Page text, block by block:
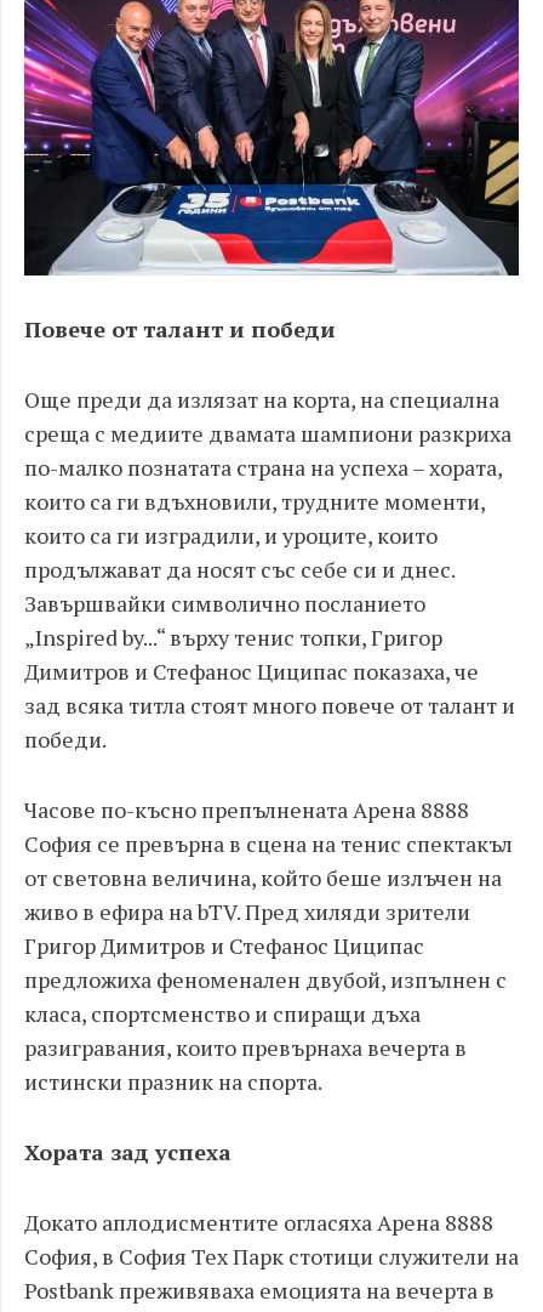
Повече от талант и победи
Още преди да излязат на корта, на специална
среща с медиите двамата шампиони разкриха
по-малко познатата страна на успеха – хората,
които са ги вдъхновили, трудните моменти,
които са ги изградили, и уроците, които
продължават да носят със себе си и днес.
Завършвайки символично посланието
„Inspired by...“ върху тенис топки, Григор
Димитров и Стефанос Циципас показаха, че
зад всяка титла стоят много повече от талант и
победи.
Часове по-късно препълнената Арена 8888
София се превърна в сцена на тенис спектакъл
от световна величина, който беше излъчен на
живо в ефира на bTV. Пред хиляди зрители
Григор Димитров и Стефанос Циципас
предложиха феноменален двубой, изпълнен с
класа, спортсменство и спиращи дъха
разигравания, които превърнаха вечерта в
истински празник на спорта.
Хората зад успеха
Докато аплодисментите огласяха Арена 8888
София, в София Тех Парк стотици служители на
Postbank преживяваха емоцията на вечерта в